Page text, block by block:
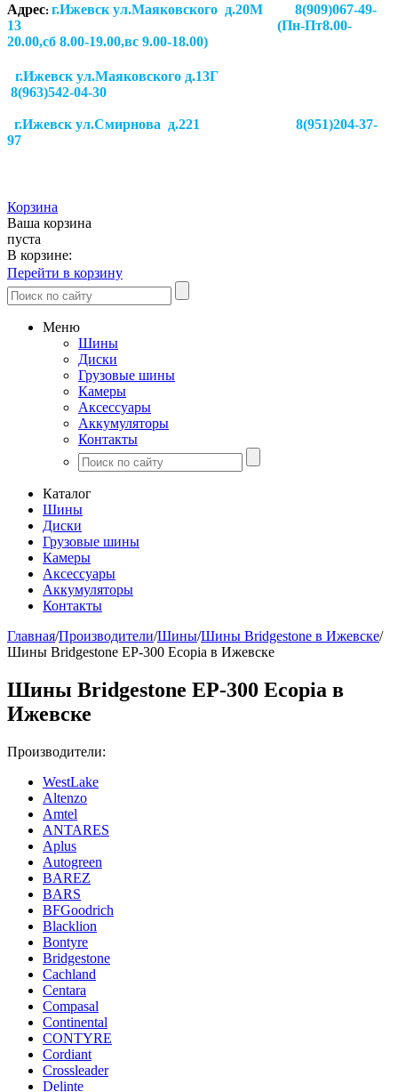
Адрес: г.Ижевск ул.Маяковского д.20М 8(909)067-49-
13 (Пн-Пт8.00-
20.00,сб 8.00-19.00,вс 9.00-18.00)
г.Ижевск ул.Маяковского д.13Г
8(963)542-04-30
г.Ижевск ул.Смирнова д.221
8(951)204-37-
97
Корзина
Ваша корзина
пуста
В корзине:
Перейти в корзину
Меню
Шины
Диски
Грузовые шины
Камеры
Аксессуары
Аккумуляторы
Контакты
Каталог
Шины
Диски
Грузовые шины
Камеры
Аксессуары
Аккумуляторы
Контакты
Главная/Производители/Шины/Шины Bridgestone в Ижевске/
Шины Bridgestone ЕР-300 Ecopia в Ижевске
Шины Bridgestone ЕР-300 Ecopia в
Ижевске
Производители:
WestLake
Altenzo
Amtel
ANTARES
Aplus
Autogreen
BAREZ
BARS
BFGoodrich
Blacklion
Bontyre
Bridgestone
Cachland
Centara
Compasal
Continental
CONTYRE
Cordiant
Crossleader
Delinte